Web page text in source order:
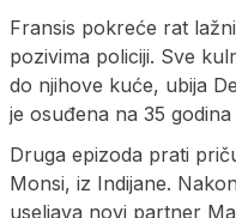
Fransis pokreće rat
pozivima policiji. Sve
do njihove kuće, ubija
je osuđena na 35
Druga epizoda prati
Monsi, iz Indijane.
useljava novi partner